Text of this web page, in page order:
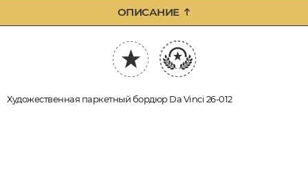
ОПИСАНИЕ
Художественная паркетный бордюр Da Vinci 26-012